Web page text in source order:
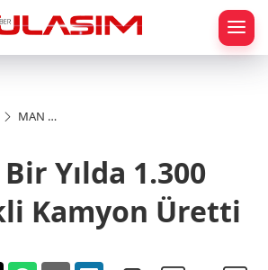
MAN Bir
Elektrikli
Kamyon
Üretti
Yılda 1.300
Kamyon Üretti